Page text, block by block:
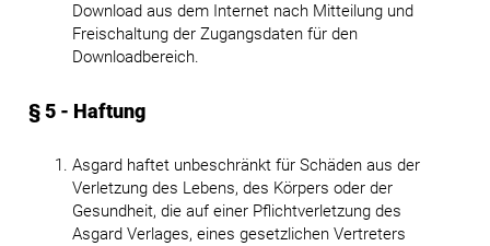
Download aus dem Internet nach Mitteilung und
Freischaltung der Zugangsdaten für den
Downloadbereich.
§ 5 - Haftung
Asgard haftet unbeschränkt für Schäden aus der
Verletzung des Lebens, des Körpers oder der
Gesundheit, die auf einer Pflichtverletzung des
Asgard Verlages, eines gesetzlichen Vertreters